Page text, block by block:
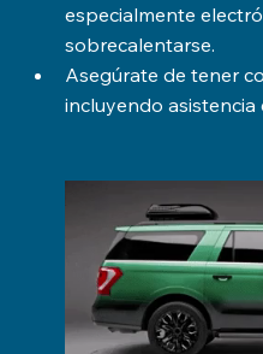
especialmente
sobrecalentarse.
Asegúrate de tener
incluyendo asistencia